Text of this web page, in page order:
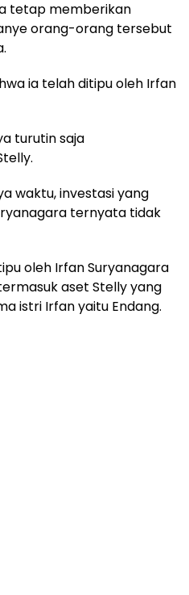
tetap memberikan
orang-orang tersebut
ia telah ditipu oleh Irfan
turutin saja
waktu, investasi yang
ternyata tidak
oleh Irfan Suryanagara
aset Stelly yang
istri Irfan yaitu Endang.